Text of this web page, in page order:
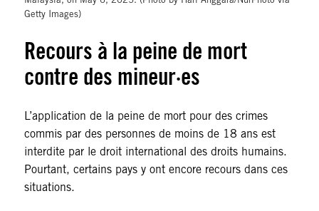
Getty Images)
Recours à la peine de mort
contre des mineur·es
L’application de la peine de mort pour des crimes
commis par des personnes de moins de 18 ans est
interdite par le droit international des droits humains.
Pourtant, certains pays y ont encore recours dans ces
situations.